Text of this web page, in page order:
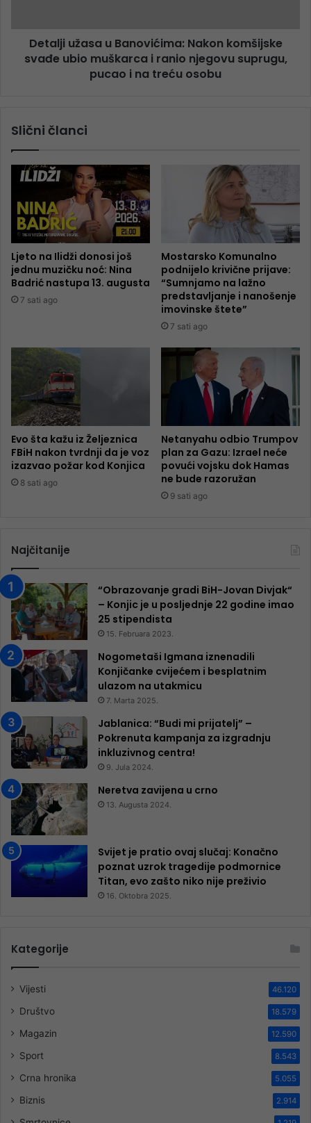
Detalji užasa u Banovićima: Nakon komšijske
svađe ubio muškarca i ranio njegovu suprugu,
pucao i na treću osobu
Slični članci
Ljeto na Ilidži donosi još
jednu muzičku noć: Nina
Badrić nastupa 13. augusta
7 sati ago
Mostarsko Komunalno
podnijelo krivične prijave:
“Sumnjamo na lažno
predstavljanje i nanošenje
imovinske štete”
7 sati ago
Evo šta kažu iz Željeznica
FBiH nakon tvrdnji da je voz
izazvao požar kod Konjica
8 sati ago
Netanyahu odbio Trumpov
plan za Gazu: Izrael neće
povući vojsku dok Hamas
ne bude razoružan
9 sati ago
Najčitanije
“Obrazovanje gradi BiH-Jovan Divjak“
– Konjic je u posljednje 22 godine imao
25 ​​stipendista
15. Februara 2023.
Nogometaši Igmana iznenadili
Konjičanke cvijećem i besplatnim
ulazom na utakmicu
7. Marta 2025.
Jablanica: “Budi mi prijatelj” –
Pokrenuta kampanja za izgradnju
inkluzivnog centra!
9. Jula 2024.
Neretva zavijena u crno
13. Augusta 2024.
Svijet je pratio ovaj slučaj: Konačno
poznat uzrok tragedije podmornice
Titan, evo zašto niko nije preživio
16. Oktobra 2025.
Kategorije
Vijesti 46.120
Društvo 18.579
Magazin 12.590
Sport 8.543
Crna hronika 5.055
Biznis 2.914